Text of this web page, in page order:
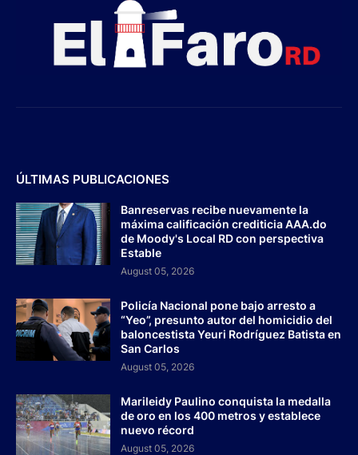
ÚLTIMAS PUBLICACIONES
Banreservas recibe nuevamente la
máxima calificación crediticia AAA.do
de Moody's Local RD con perspectiva
Estable
August 05, 2026
Policía Nacional pone bajo arresto a
“Yeo”, presunto autor del homicidio del
baloncestista Yeuri Rodríguez Batista en
San Carlos
August 05, 2026
Marileidy Paulino conquista la medalla
de oro en los 400 metros y establece
nuevo récord
August 05, 2026